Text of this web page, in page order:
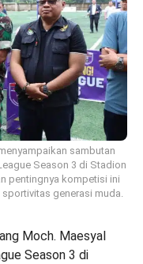
sambutan
Season 3 di Stadion
pentingnya kompetisi ini
generasi muda.
Moch. Maesyal
Season 3 di